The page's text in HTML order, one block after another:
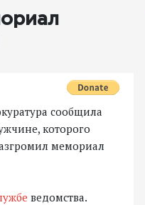
сообщила
которого
мемориал
ведомства.